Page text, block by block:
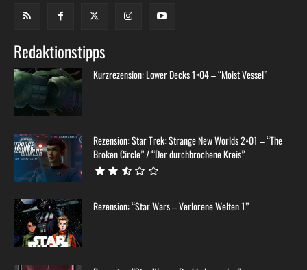
Redaktionstipps
Kurzrezension: Lower Decks 1×04 – “Moist Vessel”
Rezension: Star Trek: Strange New Worlds 2×01 – “The
Broken Circle” / “Der durchbrochene Kreis”
Rezension: “Star Wars – Verlorene Welten 1”